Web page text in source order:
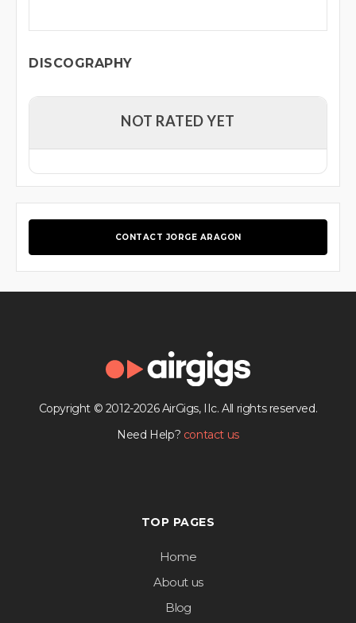
DISCOGRAPHY
NOT RATED YET
CONTACT JORGE ARAGON
Copyright © 2012-2026 AirGigs, IIc. All rights reserved.
Need Help? contact us
TOP PAGES
Home
About us
Blog